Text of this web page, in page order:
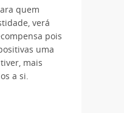
quem
verá
pois
uma
mais
a si.